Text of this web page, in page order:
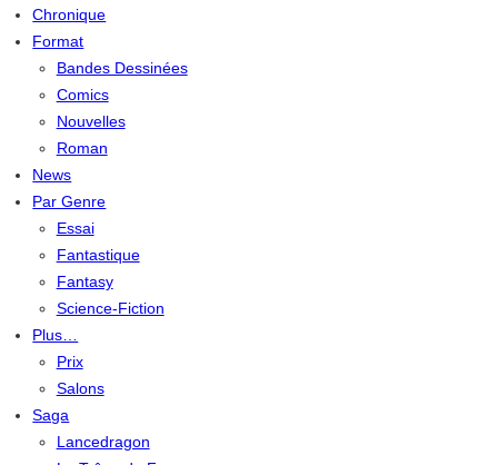
Chronique
Format
Bandes Dessinées
Comics
Nouvelles
Roman
News
Par Genre
Essai
Fantastique
Fantasy
Science-Fiction
Plus…
Prix
Salons
Saga
Lancedragon